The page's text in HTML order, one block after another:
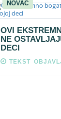
NOVAC
OVI
NE
DECI
TEKST